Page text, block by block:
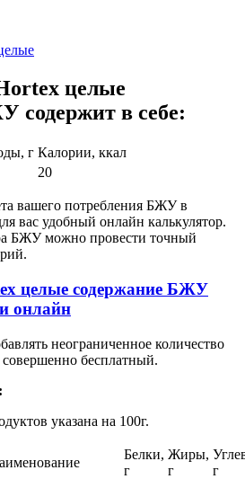
целые
содержит в себе:
г Калории, ккал
20
вашего потребления БЖУ в
вас удобный онлайн калькулятор.
БЖУ можно провести точный
целые содержание БЖУ
онлайн
неограниченное количество
бесплатный.
указана на 100г.
Белки,
г
Жиры,
г
г